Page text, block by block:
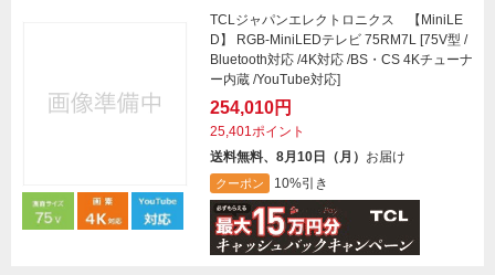
TCLジャパンエレクトロニクス 【MiniLE
D】 RGB-MiniLEDテレビ 75RM7L [75V型 /
Bluetooth対応 /4K対応 /BS・CS 4Kチューナ
ー内蔵 /YouTube対応]
254,010円
25,401ポイント
送料無料、8月10日（月） お届け
クーポン 10%引き